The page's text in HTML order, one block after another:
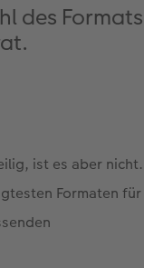
des
ist es aber nicht.
Formaten für